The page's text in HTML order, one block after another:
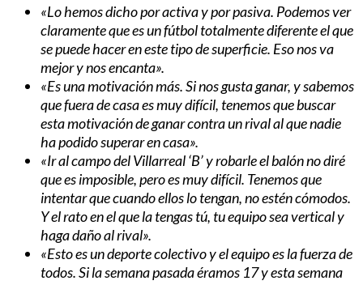
«Lo hemos dicho por activa y por pasiva. Podemos ver
claramente que es un fútbol totalmente diferente el que
se puede hacer en este tipo de superficie. Eso nos va
mejor y nos encanta».
«Es una motivación más. Si nos gusta ganar, y sabemos
que fuera de casa es muy difícil, tenemos que buscar
esta motivación de ganar contra un rival al que nadie
ha podido superar en casa».
«Ir al campo del Villarreal ‘B’ y robarle el balón no diré
que es imposible, pero es muy difícil. Tenemos que
intentar que cuando ellos lo tengan, no estén cómodos.
Y el rato en el que la tengas tú, tu equipo sea vertical y
haga daño al rival».
«Esto es un deporte colectivo y el equipo es la fuerza de
todos. Si la semana pasada éramos 17 y esta semana